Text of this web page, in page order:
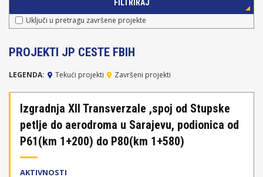
FILTRIRAJ
Uključi u pretragu završene projekte
PROJEKTI JP CESTE FBIH
LEGENDA: Tekući projekti Završeni projekti
Izgradnja XII Transverzale ,spoj od Stupske
petlje do aerodroma u Sarajevu, podionica od
P61(km 1+200) do P80(km 1+580)
AKTIVNOSTI